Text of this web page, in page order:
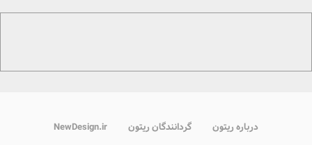
درباره ریتون گردانندگان ریتون NewDesign.ir